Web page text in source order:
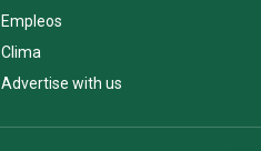
Empleos
Clima
Advertise with us